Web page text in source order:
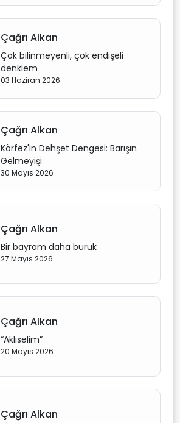
Çağrı Alkan
Çok bilinmeyenli, çok endişeli
denklem
03 Haziran 2026
Çağrı Alkan
Körfez'in Dehşet Dengesi: Barışın
Gelmeyişi
30 Mayıs 2026
Çağrı Alkan
Bir bayram daha buruk
27 Mayıs 2026
Çağrı Alkan
“Aklıselim”
20 Mayıs 2026
Çağrı Alkan